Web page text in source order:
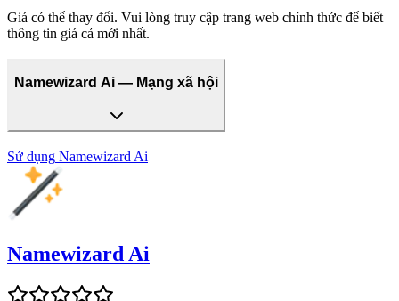
Giá có thể thay đổi. Vui lòng truy cập trang web chính thức để biết
thông tin giá cả mới nhất.
Namewizard Ai — Mạng xã hội
Sử dụng Namewizard Ai
Namewizard Ai